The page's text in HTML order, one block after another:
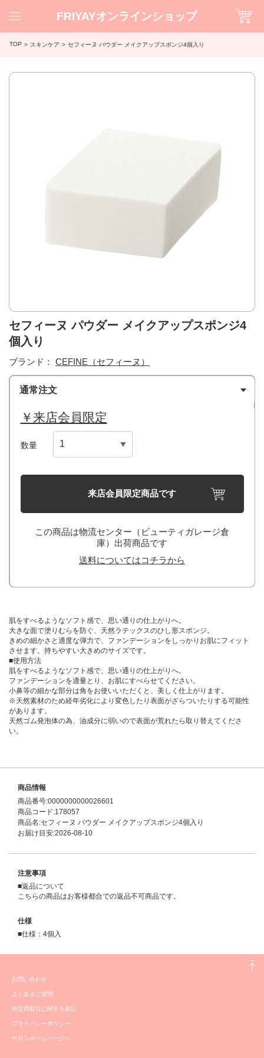
FRIYAYオンラインショップ
TOP スキンケア セフィーヌ パウダー メイクアップスポンジ4個入り
セフィーヌ パウダー メイクアップスポンジ4
個入り
ブランド： CEFINE（セフィーヌ）
通常注文
￥来店会員限定
数量
来店会員限定商品です
この商品は物流センター（ビューティガレージ倉
庫）出荷商品です
送料についてはコチラから
肌をすべるようなソフト感で、思い通りの仕上がりへ。
大きな面で塗りむらを防ぐ、天然ラテックスのひし形スポンジ。
きめの細かさと適度な弾力で、ファンデーションをしっかりお肌にフィット
させます。持ちやすい大きめのサイズです。
■使用方法
肌をすべるようなソフト感で、思い通りの仕上がりへ。
ファンデーションを適量とり、お肌にすべらせてください。
小鼻等の細かな部分は角をお使いいただくと、美しく仕上がります。
※天然素材のため経年劣化により変色したり表面がざらついたりする可能性
があります。
天然ゴム発泡体の為、油成分に弱いので表面が荒れたら取り替えてくださ
い。
商品情報
商品番号:0000000000026601
商品コード:178057
商品名:セフィーヌ パウダー メイクアップスポンジ4個入り
お届け目安:2026-08-10
注意事項
■返品について
こちらの商品はお客様都合での返品不可商品です。
仕様
■仕様：4個入
お問い合わせ
よくあるご質問
特定商取引に関する表記
プライバシーポリシー
サロンホームページへ